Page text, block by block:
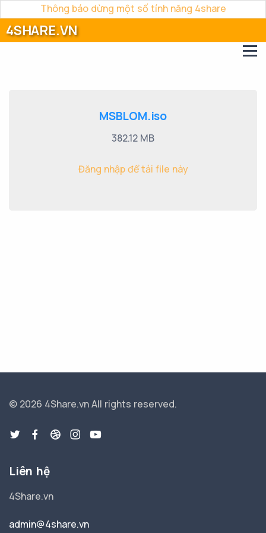
Thông báo dừng một số tính năng 4share
4SHARE.VN
MSBLOM.iso
382.12 MB
Đăng nhập để tải file này
© 2026 4Share.vnAll rights reserved.
Liên hệ
4Share.vn
admin@4share.vn